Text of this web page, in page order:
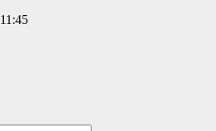
11:45